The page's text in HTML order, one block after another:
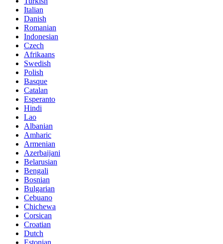
Italian
Danish
Romanian
Indonesian
Czech
Afrikaans
Swedish
Polish
Basque
Catalan
Esperanto
Hindi
Lao
Albanian
Amharic
Armenian
Azerbaijani
Belarusian
Bengali
Bosnian
Bulgarian
Cebuano
Chichewa
Corsican
Croatian
Dutch